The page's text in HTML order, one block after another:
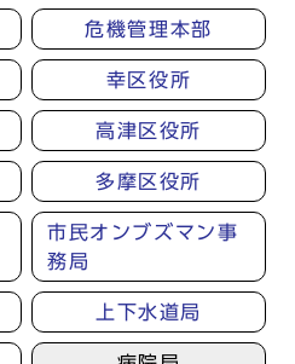
危機管理本部
幸区役所
高津区役所
多摩区役所
市民オンブズマン事
務局
上下水道局